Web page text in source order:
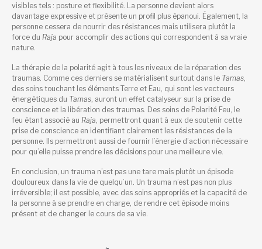
visibles tels : posture et flexibilité. La personne devient alors
davantage expressive et présente un profil plus épanoui. Également, la
personne cessera de nourrir des résistances mais utilisera plutôt la
force du Raja pour accomplir des actions qui correspondent à sa vraie
nature.
La thérapie de la polarité agit à tous les niveaux de la réparation des
traumas. Comme ces derniers se matérialisent surtout dans le Tamas
des soins touchant les éléments Terre et Eau, qui sont les vecteurs
énergétiques du Tamas auront un effet catalyseur sur la prise de
conscience et la libération des traumas. Des soins de Polarité Feu, le
feu étant associé au Raja , permettront quant à eux de soutenir cette
prise de conscience en identifiant clairement les résistances de la
personne. Ils permettront aussi de fournir l’énergie d’action nécessaire
pour qu’elle puisse prendre les décisions pour une meilleure vie.
En conclusion, un trauma n’est pas une tare mais plutôt un épisode
douloureux dans la vie de quelqu’un. Un trauma n’est pas non plus
irréversible; il est possible, avec des soins appropriés et la capacité de
la personne à se prendre en charge, de rendre cet épisode moins
présent et de changer le cours de sa vie.